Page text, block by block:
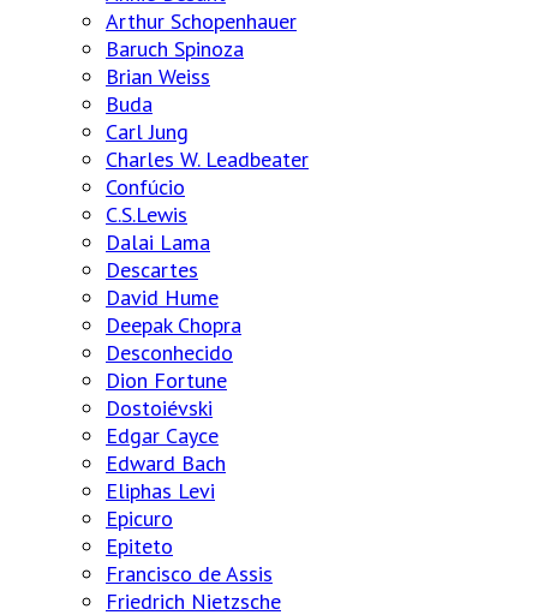
Arthur Schopenhauer
Baruch Spinoza
Brian Weiss
Buda
Carl Jung
Charles W. Leadbeater
Confúcio
C.S.Lewis
Dalai Lama
Descartes
David Hume
Deepak Chopra
Desconhecido
Dion Fortune
Dostoiévski
Edgar Cayce
Edward Bach
Eliphas Levi
Epicuro
Epiteto
Francisco de Assis
Friedrich Nietzsche